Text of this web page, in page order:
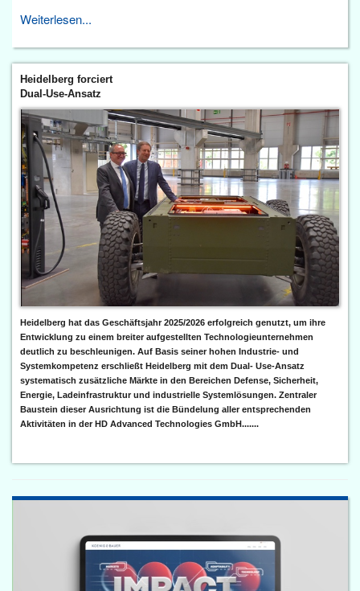
Weiterlesen...
Heidelberg forciert
Dual-Use-Ansatz
Heidelberg hat das Geschäftsjahr 2025/2026 erfolgreich genutzt, um ihre
Entwicklung zu einem breiter aufgestellten Technologieunternehmen
deutlich zu beschleunigen. Auf Basis seiner hohen Industrie- und
Systemkompetenz erschließt Heidelberg mit dem Dual- Use-Ansatz
systematisch zusätzliche Märkte in den Bereichen Defense, Sicherheit,
Energie, Ladeinfrastruktur und industrielle Systemlösungen. Zentraler
Baustein dieser Ausrichtung ist die Bündelung aller entsprechenden
Aktivitäten in der HD Advanced Technologies GmbH.......